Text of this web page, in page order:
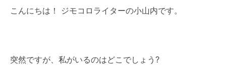
こんにちは！ ジモコロライターの小山内です。
突然ですが、私がいるのはどこでしょう?